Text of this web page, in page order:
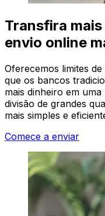
Transfira
envio online
Oferecemos limites
que os bancos
mais dinheiro em
divisão de grandes
mais simples e
Comece a enviar